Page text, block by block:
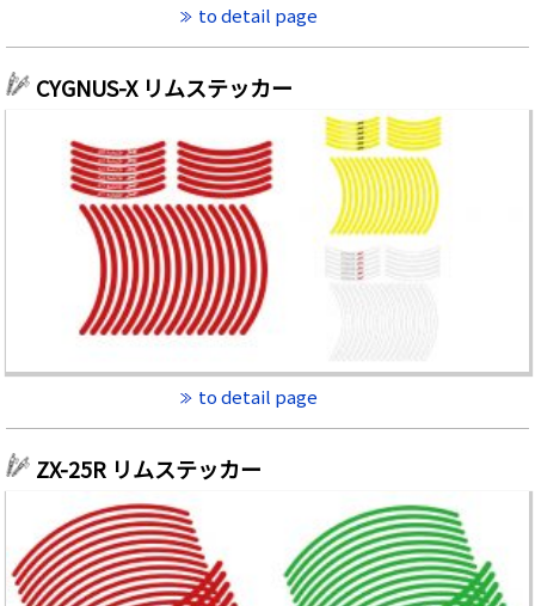
to detail page
CYGNUS-X リムステッカー
to detail page
ZX-25R リムステッカー